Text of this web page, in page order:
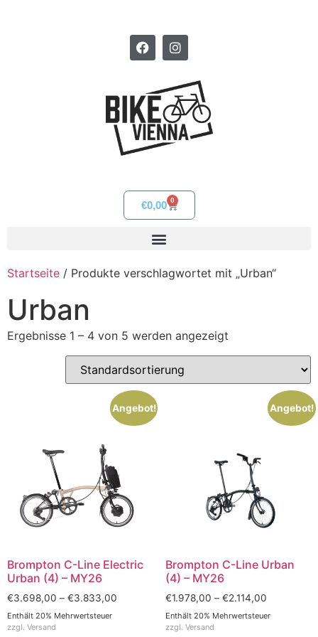
€0,00 0
Startseite / Produkte verschlagwortet mit „Urban“
Urban
Ergebnisse 1 – 4 von 5 werden angezeigt
Angebot!
Brompton C-Line Electric
Urban (4) – MY26
€3.698,00 – €3.833,00
Enthält 20% Mehrwertsteuer
zzgl. Versand
Angebot!
Brompton C-Line Urban
(4) – MY26
€1.978,00 – €2.114,00
Enthält 20% Mehrwertsteuer
zzgl. Versand